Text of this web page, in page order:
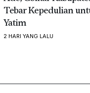
Tebar Kepedulian
Yatim
2 HARI YANG LALU